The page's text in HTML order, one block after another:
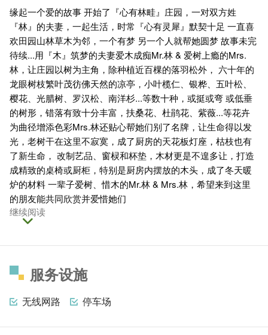
缘起一个爱的故事 开始了『心有林畦』庄园，一对双方姓
『林』的夫妻，一起生活，时常『心有灵犀』默契十足 一直喜
欢田园山林草木为邻，一个有梦 另一个人就帮她圆梦 故事未完
待续...用『木』筑梦的夫妻爱木成痴Mr.林 & 爱树上瘾的Mrs.
林，让庄园以树为主角，除种植近百棵的落羽松外， 六十年的
龙眼树枝繁叶茂彷佛天然的凉亭，小叶榄仁、银桦、五叶松、
樱花、光腊树、罗汉松、南洋杉...等数十种，或挺或弯 或低垂
的树形，错落有致十分丰富，扶桑花、杜鹃花、紫薇...等花卉
为曲径增添色彩Mrs.林还贴心帮她们别了名牌，让生命得以发
光，老树干在这里不寂寞，成了厨房的天花板灯座，枯枝也有
了新生命， 改制艺品、窗棂和杯垫，木材更是不遑多让，打造
成精致的桌椅或厨柜，特别是厨房内摆放的木头，成了冬天暖
炉的材料 一辈子爱树、惜木的Mr.林 & Mrs.林，希望来到这里
的朋友能共同欣赏并爱惜她们
继续阅读
服务设施
无线网路 停车场